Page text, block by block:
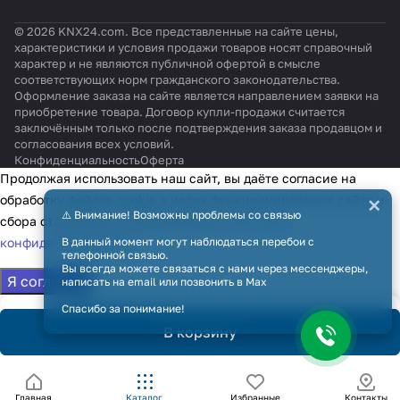
В корзину
Главная Каталог Избранные Контакты
© 2026 KNX24.com. Все представленные на сайте цены,
характеристики и условия продажи товаров носят справочный
характер и не являются публичной офертой в смысле
соответствующих норм гражданского законодательства.
Оформление заказа на сайте является направлением заявки на
приобретение товара. Договор купли-продажи считается
заключённым только после подтверждения заказа продавцом и
согласования всех условий.
КонфиденциальностьОферта
⚠️ Внимание! Возможны проблемы со связью
В данный момент могут наблюдаться перебои с
телефонной связью.
Вы всегда можете связаться с нами через мессенджеры,
написать на email или позвонить в Max
Спасибо за понимание!
×
Продолжая использовать наш сайт, вы даёте согласие на
обработку файлов cookie в целях функционирования сайта и
сбора статистики в соответствии сполитикой
конфиденциальности
Я согласен